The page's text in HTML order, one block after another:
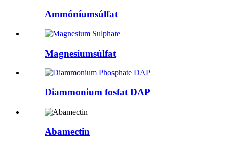
Ammóníumsúlfat
Magnesíumsúlfat
Diammonium fosfat DAP
Abamectin